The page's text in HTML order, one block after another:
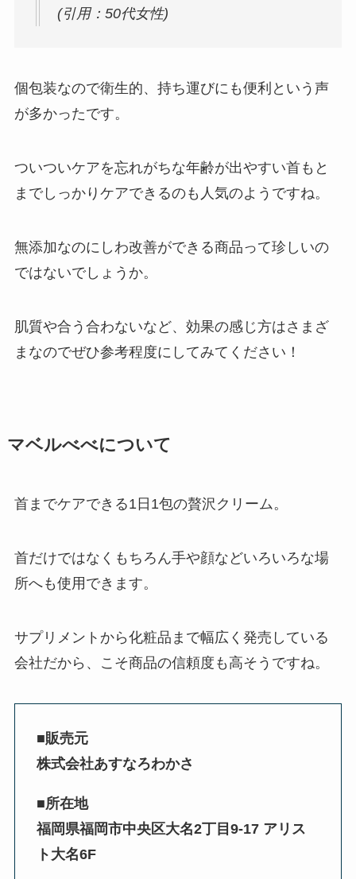
(引用：50代女性)
個包装なので衛生的、持ち運びにも便利という声
が多かったです。
ついついケアを忘れがちな年齢が出やすい首もと
までしっかりケアできるのも人気のようですね。
無添加なのにしわ改善ができる商品って珍しいの
ではないでしょうか。
肌質や合う合わないなど、効果の感じ方はさまざ
まなのでぜひ参考程度にしてみてください！
マベルべべについて
首までケアできる1日1包の贅沢クリーム。
首だけではなくもちろん手や顔などいろいろな場
所へも使用できます。
サプリメントから化粧品まで幅広く発売している
会社だから、こそ商品の信頼度も高そうですね。
■販売元
株式会社あすなろわかさ
■所在地
福岡県福岡市中央区大名2丁目9-17 アリス
ト大名6F